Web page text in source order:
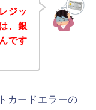
ジッ
、銀
です
カードエラーの